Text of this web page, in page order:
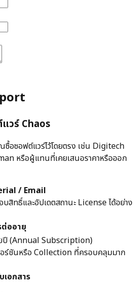
วร์ Chaos
ซอฟต์แวร์ไว้โดยตรง เช่น Digitech
หรือผู้แทนที่เคยเสนอราคาหรือออก
/ Email
สิทธิ์และอัปเดตสถานะ License ได้อย่าง
ต่ออายุ
ปี (Annual Subscription)
อร์ชันหรือ Collection ที่ครอบคลุมมาก
เอกสาร